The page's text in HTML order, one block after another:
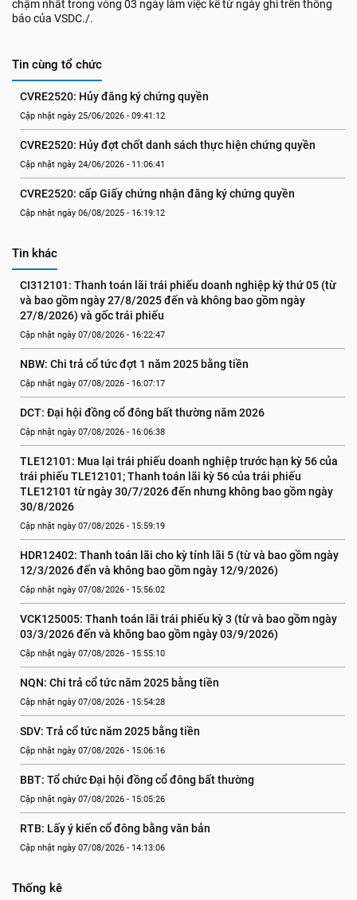
chậm nhất trong vòng 03 ngày làm việc kể từ ngày ghi trên thông
báo của VSDC./.
Tin cùng tổ chức
CVRE2520: Hủy đăng ký chứng quyền
Cập nhật ngày 25/06/2026 - 09:41:12
CVRE2520: Hủy đợt chốt danh sách thực hiện chứng quyền
Cập nhật ngày 24/06/2026 - 11:06:41
CVRE2520: cấp Giấy chứng nhận đăng ký chứng quyền
Cập nhật ngày 06/08/2025 - 16:19:12
Tin khác
CI312101: Thanh toán lãi trái phiếu doanh nghiệp kỳ thứ 05 (từ
và bao gồm ngày 27/8/2025 đến và không bao gồm ngày
27/8/2026) và gốc trái phiếu
Cập nhật ngày 07/08/2026 - 16:22:47
NBW: Chi trả cổ tức đợt 1 năm 2025 bằng tiền
Cập nhật ngày 07/08/2026 - 16:07:17
DCT: Đại hội đồng cổ đông bất thường năm 2026
Cập nhật ngày 07/08/2026 - 16:06:38
TLE12101: Mua lại trái phiếu doanh nghiệp trước hạn kỳ 56 của
trái phiếu TLE12101; Thanh toán lãi kỳ 56 của trái phiếu
TLE12101 từ ngày 30/7/2026 đến nhưng không bao gồm ngày
30/8/2026
Cập nhật ngày 07/08/2026 - 15:59:19
HDR12402: Thanh toán lãi cho kỳ tính lãi 5 (từ và bao gồm ngày
12/3/2026 đến và không bao gồm ngày 12/9/2026)
Cập nhật ngày 07/08/2026 - 15:56:02
VCK125005: Thanh toán lãi trái phiếu kỳ 3 (từ và bao gồm ngày
03/3/2026 đến và không bao gồm ngày 03/9/2026)
Cập nhật ngày 07/08/2026 - 15:55:10
NQN: Chi trả cổ tức năm 2025 bằng tiền
Cập nhật ngày 07/08/2026 - 15:54:28
SDV: Trả cổ tức năm 2025 bằng tiền
Cập nhật ngày 07/08/2026 - 15:06:16
BBT: Tổ chức Đại hội đồng cổ đông bất thường
Cập nhật ngày 07/08/2026 - 15:05:26
RTB: Lấy ý kiến cổ đông bằng văn bản
Cập nhật ngày 07/08/2026 - 14:13:06
Thống kê